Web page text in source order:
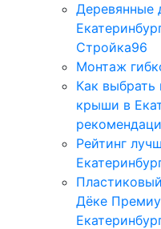
Деревянные
Стройка96
Монтаж
Как
крыши в
Рейтинг
Дёке